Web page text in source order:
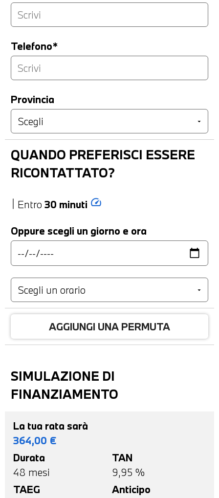
Telefono*
Provincia
QUANDO PREFERISCI ESSERE
RICONTATTATO?
Entro 30 minuti speed
Oppure scegli un giorno e ora
AGGIUNGI UNA PERMUTA
SIMULAZIONE DI
FINANZIAMENTO
La tua rata sarà
364,00 €
Durata
48 mesi
TAN
9,95 %
TAEG
Anticipo